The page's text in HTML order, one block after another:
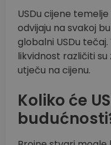
USDu cijene
odvijaju na svakoj
globalni USDu
likvidnost različiti su
utječu na cijenu.
Koliko će